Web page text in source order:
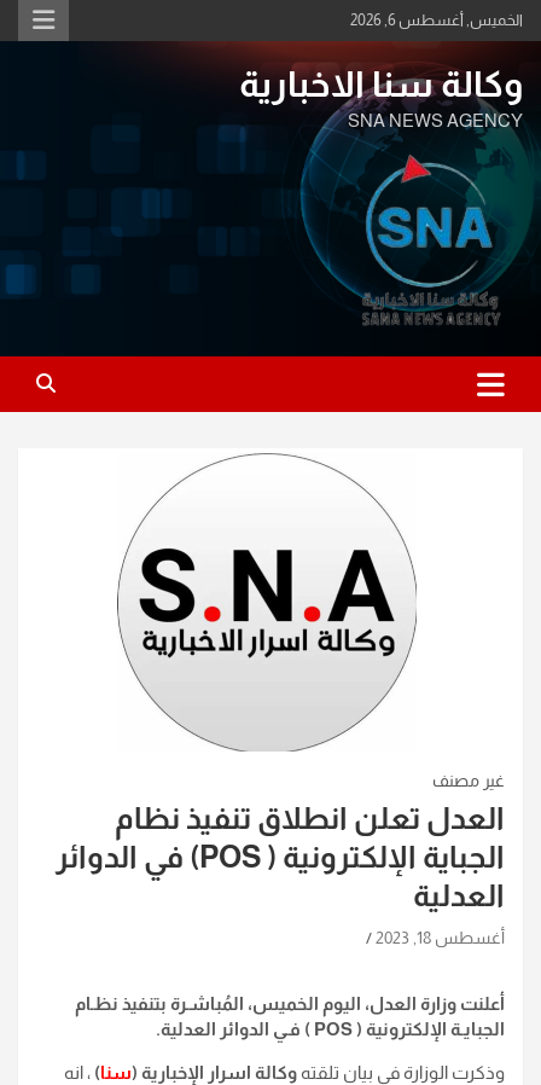
Skip
to
الخميس, أغسطس 6, 2026
وكالة سنا الاخبارية
SNA NEWS AGENCY
غير مصنف
العدل تعلن انطلاق تنفيذ نظام
الجباية الإلكترونية ( POS) في الدوائر
العدلية
أغسطس 18, 2023
أعلنت وزارة العدل، اليوم الخميس، المُباشـرة بتنفيذ نظـام
الجبايـة الإلكترونية ( POS ) فـي الدوائر العدلية.
وذكرت الوزارة في بيان تلقتهوكالة اسرار الإخبارية (سنا) ، انه